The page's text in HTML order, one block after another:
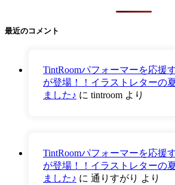
最近のコメント
TintRoomパフォーマーを応援
が登場！！イラストレターの
ました♪ に tintroom より
TintRoomパフォーマーを応援
が登場！！イラストレターの
ました♪ に 通りすがり より